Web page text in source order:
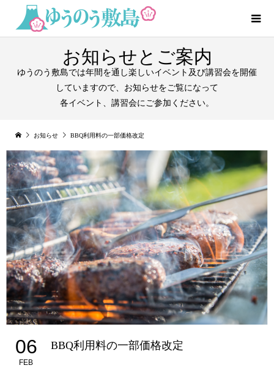
お知らせとご案内
ゆうのう敷島では年間を通し楽しいイベント及び講習会を開催
していますので、お知らせをご覧になって
各イベント、講習会にご参加ください。
お知らせ BBQ利用料の一部価格改定
06
FEB
BBQ利用料の一部価格改定